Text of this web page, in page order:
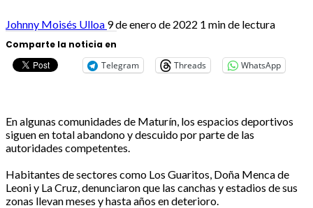
Johnny Moisés Ulloa 9 de enero de 2022 1 min de lectura
Comparte la noticia en
Telegram
Threads WhatsApp
En algunas comunidades de Maturín, los espacios deportivos
siguen en total abandono y descuido por parte de las
autoridades competentes.
Habitantes de sectores como Los Guaritos, Doña Menca de
Leoni y La Cruz, denunciaron que las canchas y estadios de sus
zonas llevan meses y hasta años en deterioro.